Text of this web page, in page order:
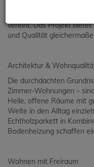
hochwertiges
Wohnen, zeitgemäße
vereint. Das Projekt
und Qualität
Architektur &
Die durchdachten
Zimmer-Wohnungen –
Helle, offene Räume mit
Weite in den Alltag
Echtholzparkett in
Bodenheizung schaffen
Wohnen mit Freiraum